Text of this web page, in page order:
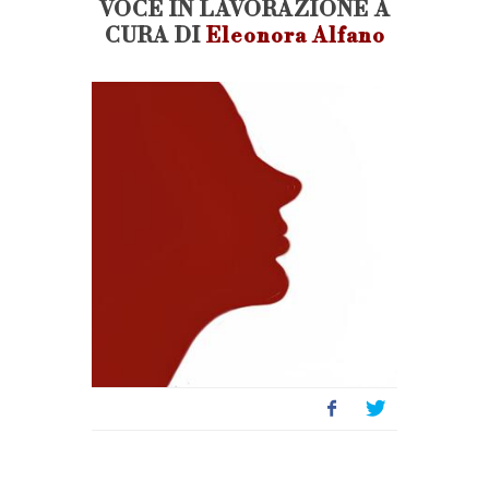
VOCE IN LAVORAZIONE A
CURA DI Eleonora Alfano